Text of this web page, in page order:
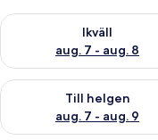
Ikväll
aug. 7 - aug. 8
Kontrollera
Till helgen
aug. 7 - aug. 9
Kontrollera